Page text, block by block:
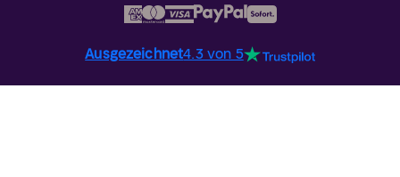
Ausgezeichnet4.3 von 5